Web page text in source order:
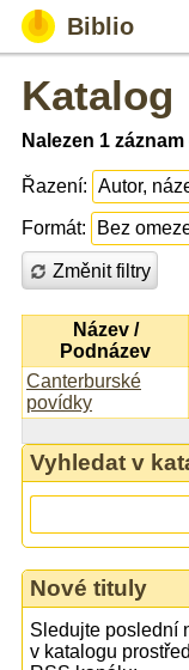
Biblio
Katalog
Nalezen 1
Řazení:
Formát:
Změnit filtry
Název /
Podnázev
Canterburské
povídky
Vyhledat v
Nové tituly
Sledujte poslední
v katalogu